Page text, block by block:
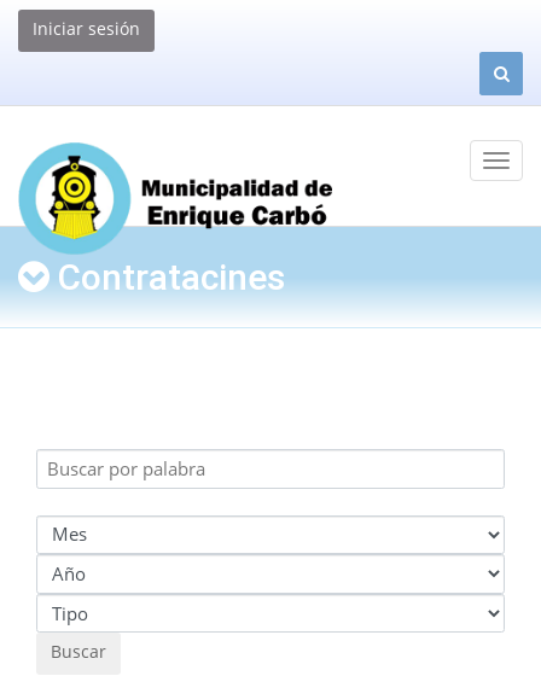
Iniciar sesión
Contratacines
Buscar